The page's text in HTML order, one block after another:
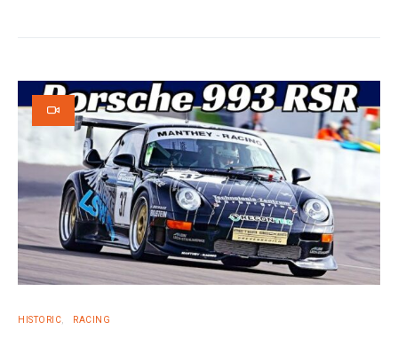
HISTORIC RACING